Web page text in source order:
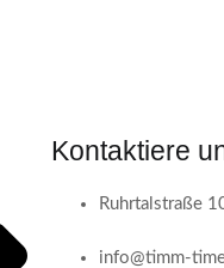
Kontaktiere
Ruhrtalstraße
info@timm-